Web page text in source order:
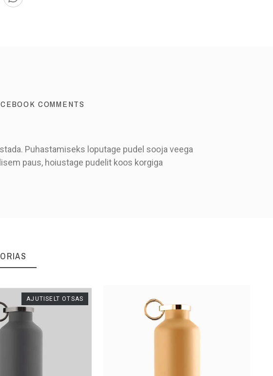
COMMENTS
Puhastamiseks loputage pudel sooja veega
paus, hoiustage pudelit koos korgiga
AJUTISELT OTSAS